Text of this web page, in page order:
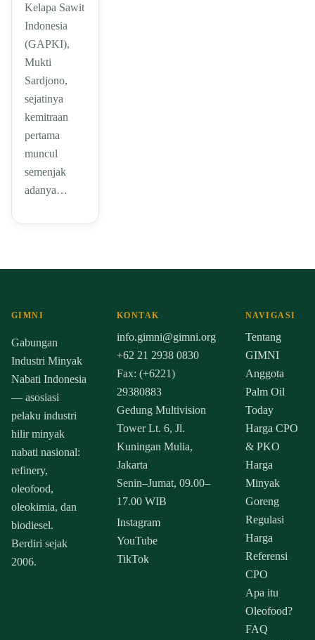
Kelapa Sawit
Indonesia
(GAPKI),
Mukti
Sardjono,
sejatinya
kemitraan
pertama
muncul
semenjak
adanya…
GIMNI
Gabungan
Industri Minyak
Nabati Indonesia
— asosiasi
pelaku industri
hilir minyak
nabati nasional:
refinery,
oleofood,
oleokimia, dan
biodiesel.
Berdiri sejak
2006.
KONTAK
info.gimni@gimni.org
+62 21 2938 0830
Fax: (+6221)
29380883
Gedung Multivision
Tower Lt. 6, Jl.
Kuningan Mulia,
Jakarta
Senin–Jumat, 09.00–
17.00 WIB
Instagram
YouTube
TikTok
NAVIGASI
Tentang
GIMNI
Anggota
Palm Oil
Today
Harga CPO
& PKO
Harga
Minyak
Goreng
Regulasi
Harga
Referensi
CPO
Apa itu
Oleofood?
FAQ